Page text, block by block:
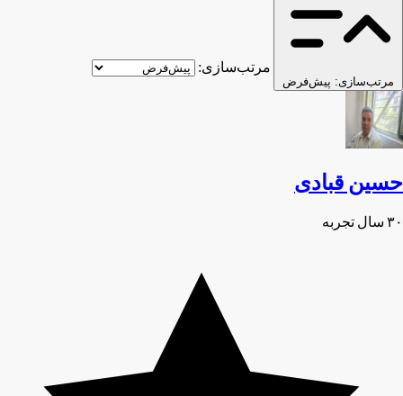
مرتب‌سازی: پیش‌فرض
مرتب‌سازی:
حسین قبادی
۳۰ سال تجربه